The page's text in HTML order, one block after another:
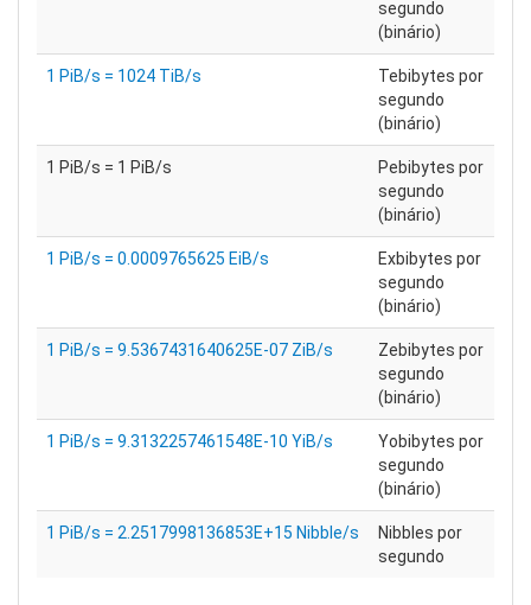
segundo
(binário)
1 PiB/s = 1024 TiB/s
Tebibytes por
segundo
(binário)
1 PiB/s = 1 PiB/s
Pebibytes por
segundo
(binário)
1 PiB/s = 0.0009765625 EiB/s
Exbibytes por
segundo
(binário)
1 PiB/s = 9.5367431640625E-07 ZiB/s
Zebibytes por
segundo
(binário)
1 PiB/s = 9.3132257461548E-10 YiB/s
Yobibytes por
segundo
(binário)
1 PiB/s = 2.2517998136853E+15 Nibble/s
Nibbles por
segundo